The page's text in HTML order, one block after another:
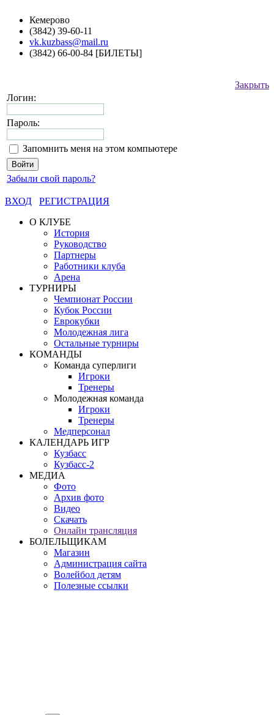
Кемерово
(3842) 39-60-11
vk.kuzbass@mail.ru
(3842) 66-00-84 [БИЛЕТЫ]
Закрыть
Логин:
Пароль:
Запомнить меня на этом компьютере
Забыли свой пароль?
ВХОД
РЕГИСТРАЦИЯ
О КЛУБЕ
История
Руководство
Партнеры
Работники клуба
Арена
ТУРНИРЫ
Чемпионат России
Кубок России
Еврокубки
Молодежная лига
Остальные турниры
КОМАНДЫ
Команда суперлиги
Игроки
Тренеры
Молодежная команда
Игроки
Тренеры
Медперсонал
КАЛЕНДАРЬ ИГР
Кузбасс
Кузбасс-2
МЕДИА
Фото
Архив фото
Видео
Скачать
Онлайн трансляция
БОЛЕЛЬЩИКАМ
Магазин
Администрация сайта
Волейбол детям
Полезные ссылки